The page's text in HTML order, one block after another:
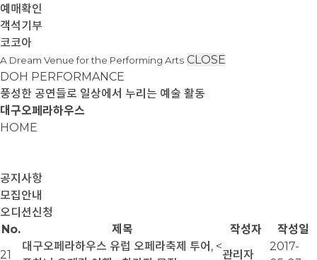
예매확인
객석기부
코코아
A Dream Venue for the Performing Arts CLOSE
DOH PERFORMANCE
풍성한 공연들로 일상에서 누리는 예술 활동
대구오페라하우스
HOME
공지사항
모집안내
오디션신청
No.
제목 작성자
작성일
21
대구오페라하우스 유럽 오페라축제 투어, <
관리자
2017-